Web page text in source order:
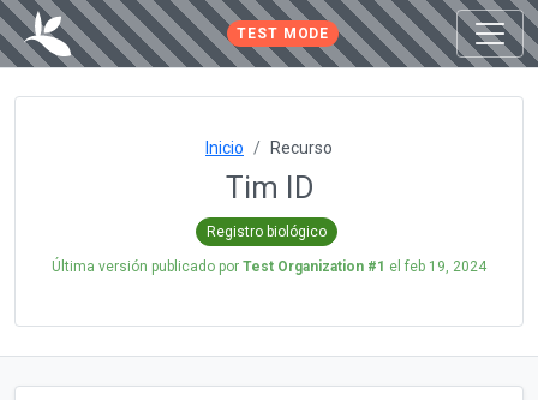
TEST MODE
Inicio Recurso
Tim ID
Registro biológico
Última versión publicado por Test Organization #1 el feb 19, 2024